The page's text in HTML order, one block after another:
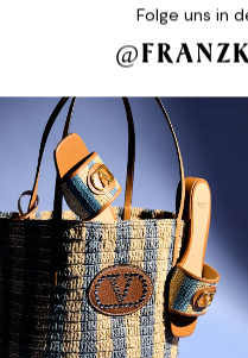
Folge uns in